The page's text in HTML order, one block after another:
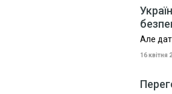
Але
16 квітня